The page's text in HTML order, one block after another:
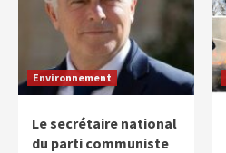
Environnement
Le secrétaire national
du parti communiste